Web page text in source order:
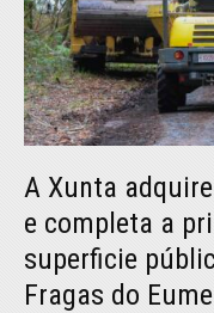
A Xunta
e completa a
superficie
Fragas do Eume